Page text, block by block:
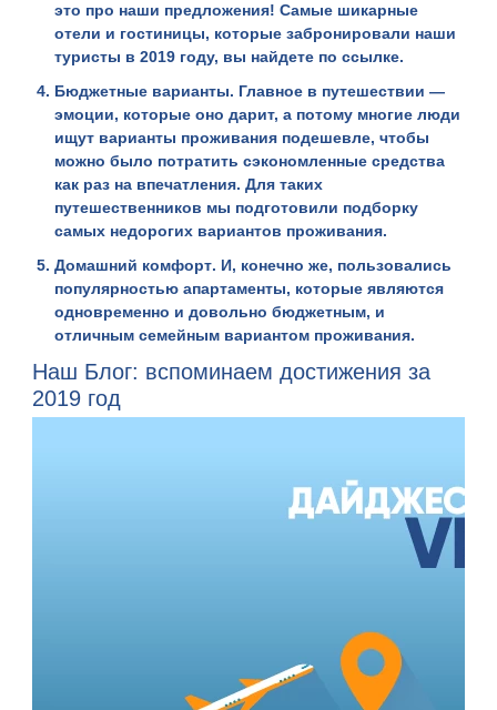
это про наши предложения! Самые шикарные
отели и гостиницы, которые забронировали наши
туристы в 2019 году, вы найдете по ссылке.
Бюджетные варианты. Главное в путешествии —
эмоции, которые оно дарит, а потому многие люди
ищут варианты проживания подешевле, чтобы
можно было потратить сэкономленные средства
как раз на впечатления. Для таких
путешественников мы подготовили подборку
самых недорогих вариантов проживания.
Домашний комфорт. И, конечно же, пользовались
популярностью апартаменты, которые являются
одновременно и довольно бюджетным, и
отличным семейным вариантом проживания.
Наш Блог: вспоминаем достижения за
2019 год